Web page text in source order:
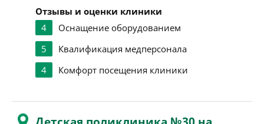
Отзывы и оценки клиники
4
Оснащение оборудованием
5
Квалификация медперсонала
4
Комфорт посещения клиники